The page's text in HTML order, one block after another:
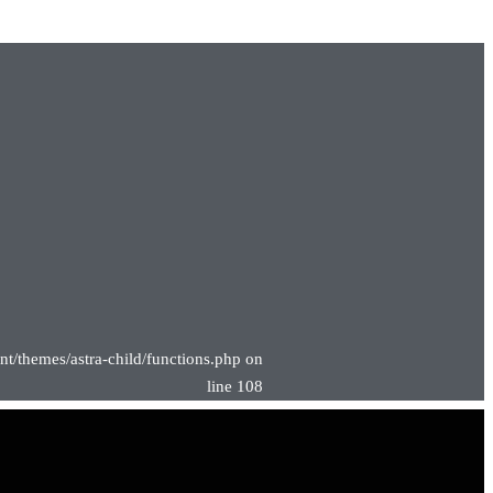
themes/astra-child/functions.php on
line 108